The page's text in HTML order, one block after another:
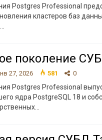
Postgres Professional
кластеров баз
поколение
27, 2026 581 0
Postgres Professional
ядра PostgreSQL 18 и